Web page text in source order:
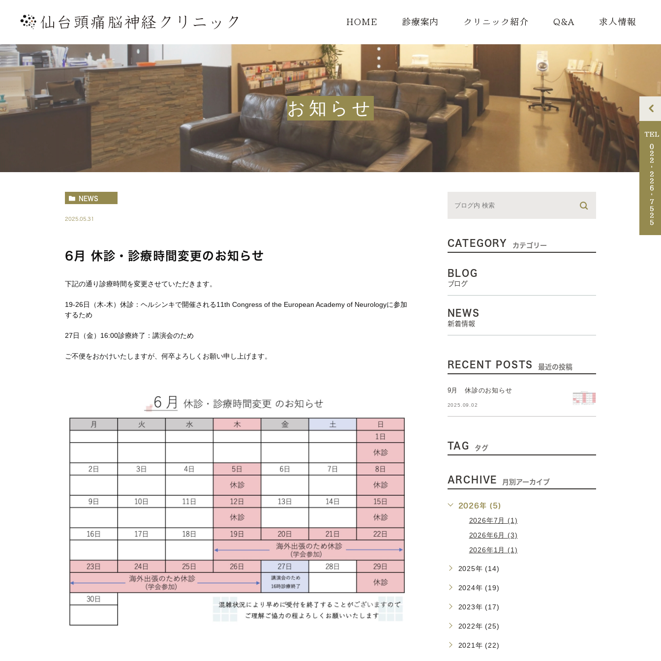
HOME 診療案内
診療一覧
頭痛外来
MRI検査
クリニック紹介
ドクター紹介
院内紹介
アクセス・診療時間
Q&A 求人情報
お知らせ
NEWS
2025.05.31
6月 休診・診療時間変更のお知らせ
下記の通り診療時間を変更させていただきます。
19-26日（木-木）休診：ヘルシンキで開催される11th Congress of the European Academy of Neurologyに参加
するため
27日（金）16:00診療終了：講演会のため
ご不便をおかけいたしますが、何卒よろしくお願い申し上げます。
CATEGORY カテゴリー
BLOG
ブログ
NEWS
新着情報
RECENT POSTS 最近の投稿
9月 休診のお知らせ
2025.09.02
TAG タグ
ARCHIVE 月別アーカイブ
2026年 (5)
2026年7月 (1)
2026年6月 (3)
2026年1月 (1)
2025年 (14)
2024年 (19)
2023年 (17)
2022年 (25)
2021年 (22)